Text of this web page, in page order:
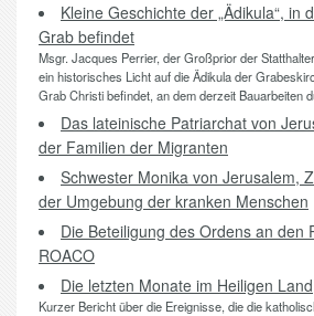
Kleine Geschichte der „Ädikula“, in
Grab befindet
Msgr. Jacques Perrier, der Großprior der
ein historisches Licht auf die Ädikula der
Grab Christi befindet, an dem derzeit Bauarbeiten
Das lateinische Patriarchat von
der Familien der Migranten
Schwester Monika von Jerusalem,
der Umgebung der kranken Menschen
Die Beteiligung des Ordens an den
ROACO
Die letzten Monate im Heiligen Land
Kurzer Bericht über die Ereignisse, die die